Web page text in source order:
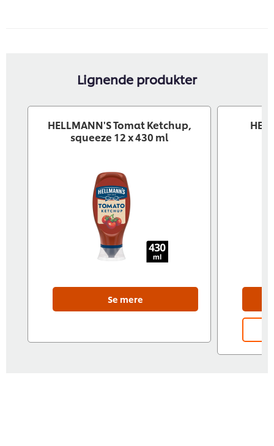
Lignende produkter
HELLMANN'S Tomat Ketchup,
squeeze 12 x 430 ml
Se mere